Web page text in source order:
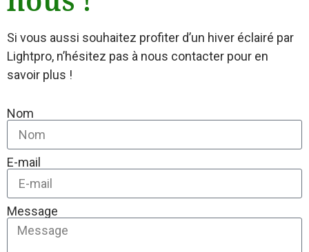
Si vous aussi souhaitez profiter d’un hiver éclairé par
Lightpro, n’hésitez pas à nous contacter pour en
savoir plus !
Nom
E-mail
Message